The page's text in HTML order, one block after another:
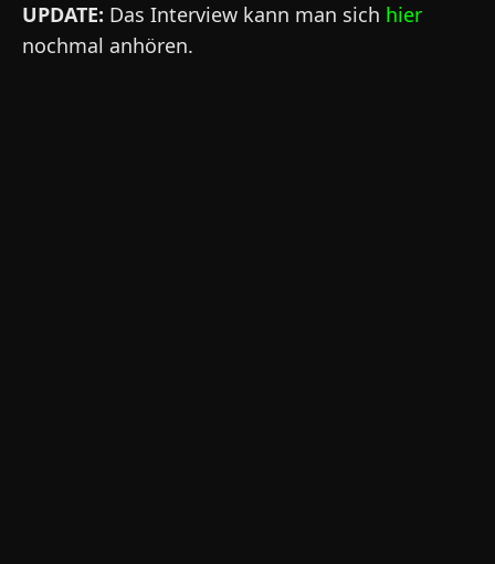
UPDATE: Das Interview kann man sich hier
nochmal anhören.